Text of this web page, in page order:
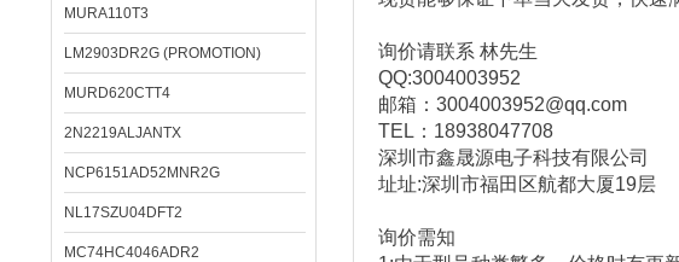
MURA110T3
LM2903DR2G (PROMOTION)
MURD620CTT4
2N2219ALJANTX
NCP6151AD52MNR2G
NL17SZU04DFT2
MC74HC4046ADR2
询价请联系 林先生
QQ:3004003952
邮箱： 3004003952@qq.com
TEL ： 18938047708
深圳市鑫晟源电子科技有限公司
址址:深圳市福田区航都大厦19层
询价需知